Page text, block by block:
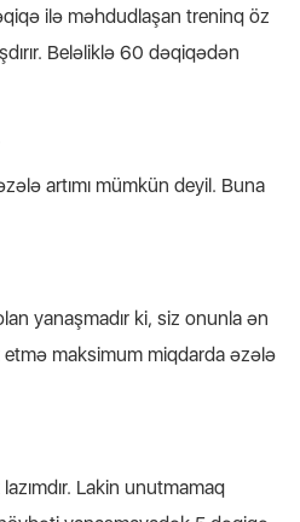
ilə məhdudlaşan treninq öz
Beləliklə 60 dəqiqədən
artımı mümkün deyil. Buna
yanaşmadır ki, siz onunla ən
maksimum miqdarda əzələ
Lakin unutmamaq